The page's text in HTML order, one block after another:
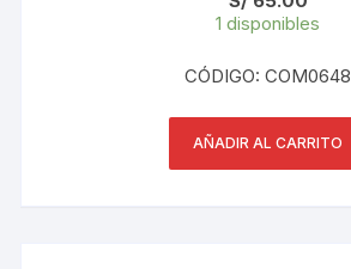
1 disponibles
CÓDIGO: COM0648
AÑADIR AL CARRITO